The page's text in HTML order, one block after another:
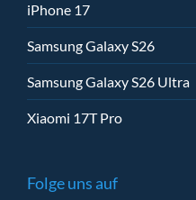
iPhone 17
Samsung Galaxy S26
Samsung Galaxy S26 Ultra
Xiaomi 17T Pro
Folge uns auf